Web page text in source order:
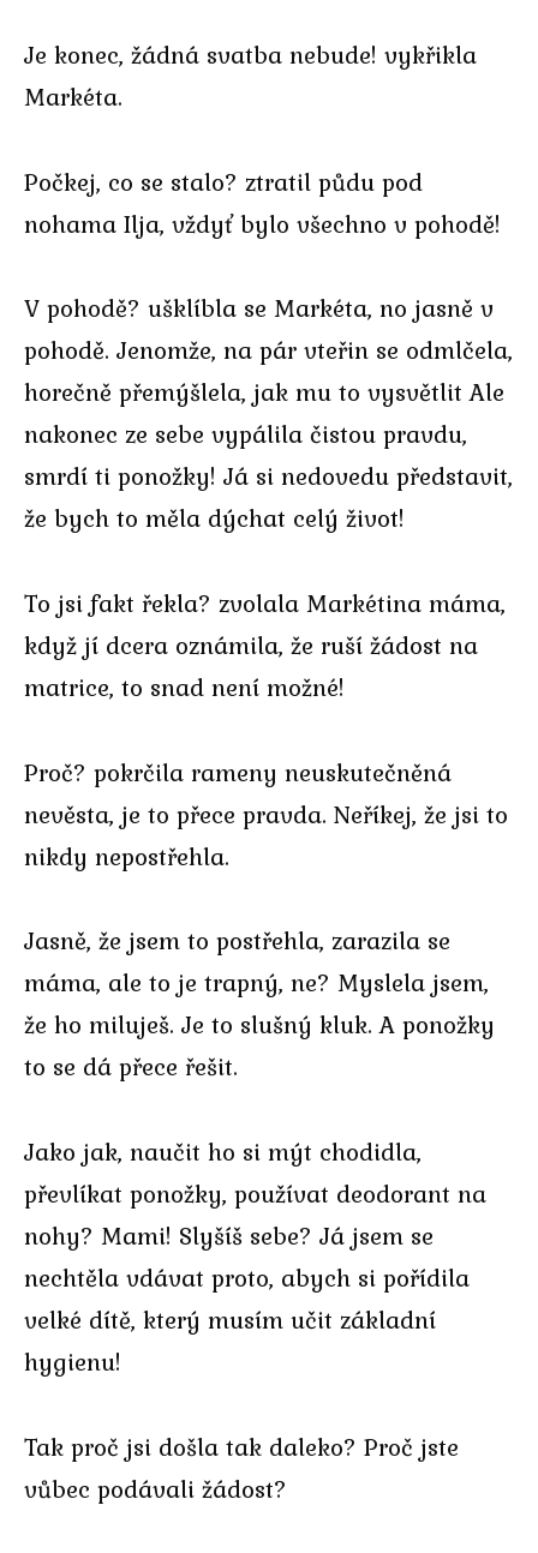
Je konec, žádná svatba nebude! vykřikla
Markéta.
Počkej, co se stalo? ztratil půdu pod
nohama Ilja, vždyť bylo všechno v pohodě!
V pohodě? ušklíbla se Markéta, no jasně v
pohodě. Jenomže, na pár vteřin se odmlčela,
horečně přemýšlela, jak mu to vysvětlit Ale
nakonec ze sebe vypálila čistou pravdu,
smrdí ti ponožky! Já si nedovedu představit,
že bych to měla dýchat celý život!
To jsi fakt řekla? zvolala Markétina máma,
když jí dcera oznámila, že ruší žádost na
matrice, to snad není možné!
Proč? pokrčila rameny neuskutečněná
nevěsta, je to přece pravda. Neříkej, že jsi to
nikdy nepostřehla.
Jasně, že jsem to postřehla, zarazila se
máma, ale to je trapný, ne? Myslela jsem,
že ho miluješ. Je to slušný kluk. A ponožky
to se dá přece řešit.
Jako jak, naučit ho si mýt chodidla,
převlíkat ponožky, používat deodorant na
nohy? Mami! Slyšíš sebe? Já jsem se
nechtěla vdávat proto, abych si pořídila
velké dítě, který musím učit základní
hygienu!
Tak proč jsi došla tak daleko? Proč jste
vůbec podávali žádost?